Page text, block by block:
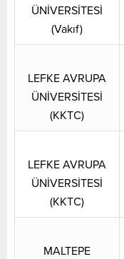
ÜNİVERSİTESİ
(Vakıf)
LEFKE AVRUPA
ÜNİVERSİTESİ
(KKTC)
LEFKE AVRUPA
ÜNİVERSİTESİ
(KKTC)
MALTEPE